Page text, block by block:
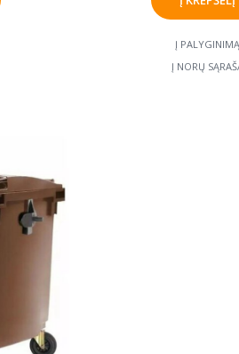
Į PALYGINIMĄ
Į NORŲ